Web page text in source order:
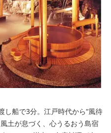
し船で3分。江戸時代から“風待
土が息づく、心うるおう島宿